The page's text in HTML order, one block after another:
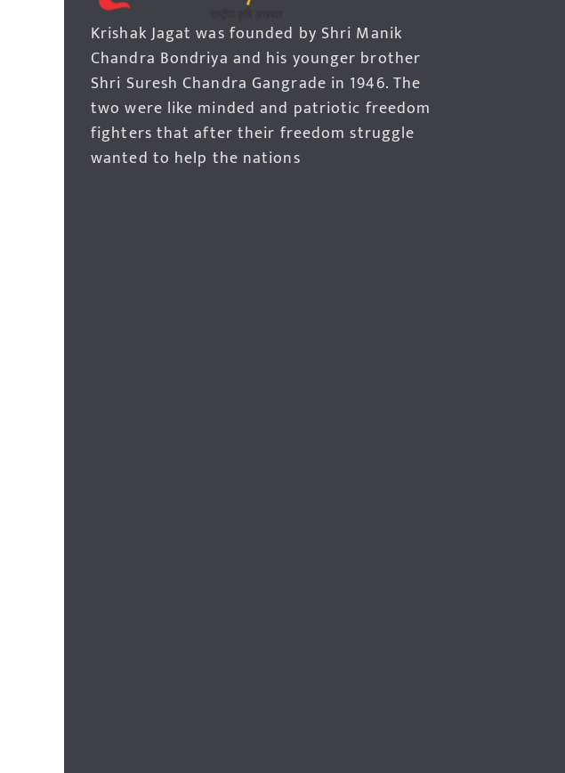
Krishak Jagat was founded by Shri Manik
Chandra Bondriya and his younger brother
Shri Suresh Chandra Gangrade in 1946. The
two were like minded and patriotic freedom
fighters that after their freedom struggle
wanted to help the nations